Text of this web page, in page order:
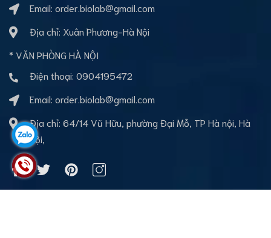
Email: order.biolab@gmail.com
Địa chỉ: Xuân Phương-Hà Nội
* VĂN PHÒNG HÀ NỘI
Điện thoại: 0904195472
Email: order.biolab@gmail.com
Địa chỉ: 64/14 Vũ Hữu, phường Đại Mỗ, TP Hà nội, Hà
Nội,